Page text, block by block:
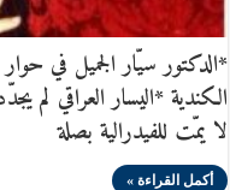
*الدكتور سيّار الجميل في
الكندية *اليسار العراقي لم
لا يمّت للفيدرالية بصلة
أكمل القراءة »